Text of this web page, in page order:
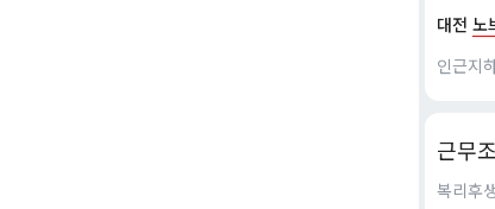
대전 노
인근지
근무
복리후